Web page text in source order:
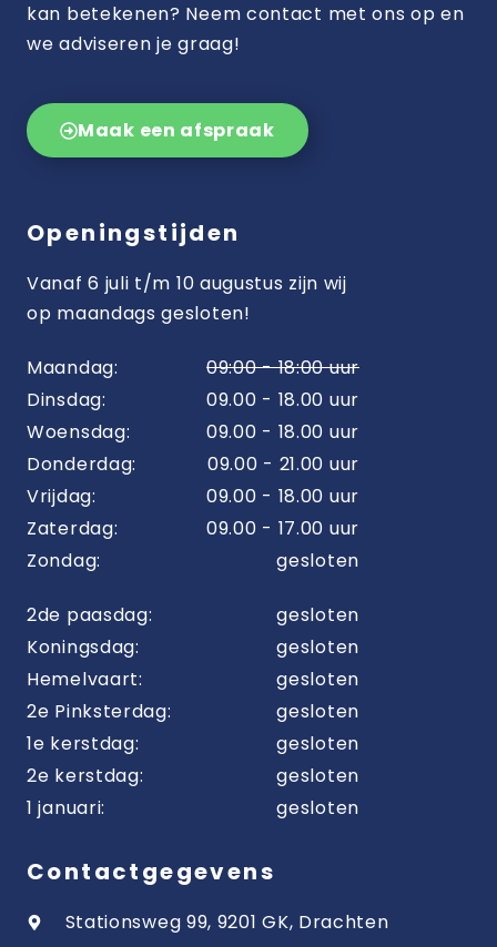
kan betekenen? Neem contact met ons op en
we adviseren je graag!
Maak een afspraak
Openingstijden
Vanaf 6 juli t/m 10 augustus zijn wij
op maandags gesloten!
Maandag:
09:00 - 18:00 uur
Dinsdag:
09.00 - 18.00 uur
Woensdag:
09.00 - 18.00 uur
Donderdag:
09.00 - 21.00 uur
Vrijdag:
09.00 - 18.00 uur
Zaterdag:
09.00 - 17.00 uur
Zondag:
gesloten
2de paasdag:
gesloten
Koningsdag:
gesloten
Hemelvaart:
gesloten
2e Pinksterdag:
gesloten
1e kerstdag:
gesloten
2e kerstdag:
gesloten
1 januari:
gesloten
Contactgegevens
Stationsweg 99, 9201 GK, Drachten